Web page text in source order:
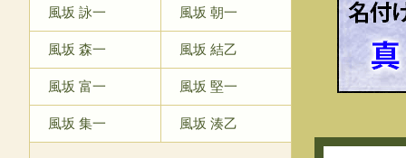
風坂 詠一 風坂 朝一
風坂 森一 風坂 結乙
風坂 富一 風坂 堅一
風坂 集一 風坂 湊乙